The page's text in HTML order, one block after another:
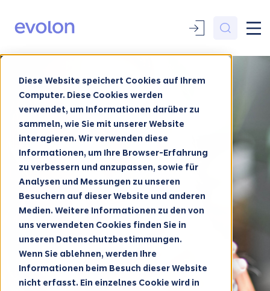
Diese Website speichert Cookies auf Ihrem
Computer. Diese Cookies werden
verwendet, um Informationen darüber zu
sammeln, wie Sie mit unserer Website
interagieren. Wir verwenden diese
Informationen, um Ihre Browser-Erfahrung
zu verbessern und anzupassen, sowie für
Analysen und Messungen zu unseren
Besuchern auf dieser Website und anderen
Medien. Weitere Informationen zu den von
uns verwendeten Cookies finden Sie in
unseren Datenschutzbestimmungen.
Wenn Sie ablehnen, werden Ihre
Informationen beim Besuch dieser Website
nicht erfasst. Ein einzelnes Cookie wird in